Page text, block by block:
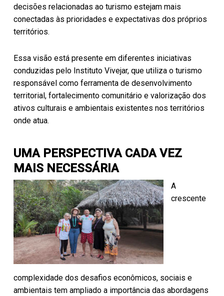
decisões relacionadas ao turismo estejam mais
conectadas às prioridades e expectativas dos próprios
territórios.
Essa visão está presente em diferentes iniciativas
conduzidas pelo Instituto Vivejar, que utiliza o turismo
responsável como ferramenta de desenvolvimento
territorial, fortalecimento comunitário e valorização dos
ativos culturais e ambientais existentes nos territórios
onde atua.
UMA PERSPECTIVA CADA VEZ
MAIS NECESSÁRIA
A
crescente
complexidade dos desafios econômicos, sociais e
ambientais tem ampliado a importância das abordagens